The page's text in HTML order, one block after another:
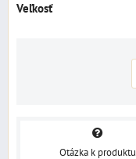
Veľkosť
Otázka k produktu